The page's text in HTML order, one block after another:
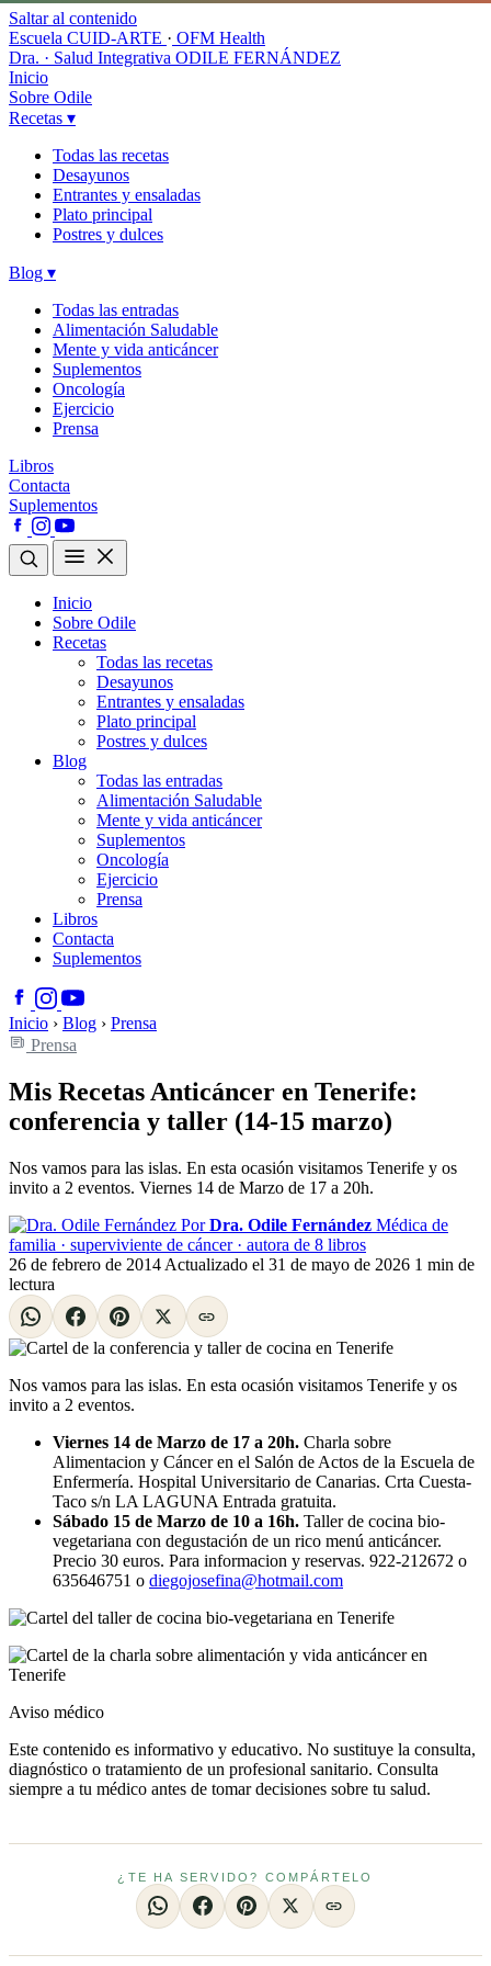
Saltar al contenido
Escuela CUID-ARTE · OFM Health
Dra. · Salud Integrativa ODILE FERNÁNDEZ
Inicio
Sobre Odile
Recetas ▾
Todas las recetas
Desayunos
Entrantes y ensaladas
Plato principal
Postres y dulces
Blog ▾
Todas las entradas
Alimentación Saludable
Mente y vida anticáncer
Suplementos
Oncología
Ejercicio
Prensa
Libros
Contacta
Suplementos
Inicio
Sobre Odile
Recetas
Todas las recetas
Desayunos
Entrantes y ensaladas
Plato principal
Postres y dulces
Blog
Todas las entradas
Alimentación Saludable
Mente y vida anticáncer
Suplementos
Oncología
Ejercicio
Prensa
Libros
Contacta
Suplementos
Inicio › Blog › Prensa
Prensa
Mis Recetas Anticáncer en Tenerife:
conferencia y taller (14-15 marzo)
Nos vamos para las islas. En esta ocasión visitamos Tenerife y os
invito a 2 eventos. Viernes 14 de Marzo de 17 a 20h.
Por Dra. Odile Fernández Médica de
familia · superviviente de cáncer · autora de 8 libros
26 de febrero de 2014 Actualizado el 31 de mayo de 2026 1 min de
lectura
Nos vamos para las islas. En esta ocasión visitamos Tenerife y os
invito a 2 eventos.
Viernes 14 de Marzo de 17 a 20h. Charla sobre
Alimentacion y Cáncer en el Salón de Actos de la Escuela de
Enfermería. Hospital Universitario de Canarias. Crta Cuesta-
Taco s/n LA LAGUNA Entrada gratuita.
Sábado 15 de Marzo de 10 a 16h. Taller de cocina bio-
vegetariana con degustación de un rico menú anticáncer.
Precio 30 euros. Para informacion y reservas. 922-212672 o
635646751 o diegojosefina@hotmail.com
Aviso médico
Este contenido es informativo y educativo. No sustituye la consulta,
diagnóstico o tratamiento de un profesional sanitario. Consulta
siempre a tu médico antes de tomar decisiones sobre tu salud.
¿TE HA SERVIDO? COMPÁRTELO